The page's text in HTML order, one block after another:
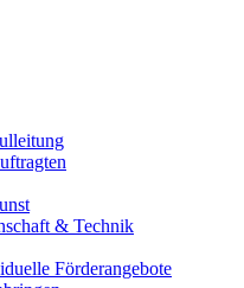
& Technik
Förderangebote